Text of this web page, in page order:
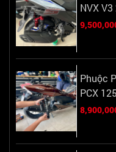
NVX
Phuộc
PCX